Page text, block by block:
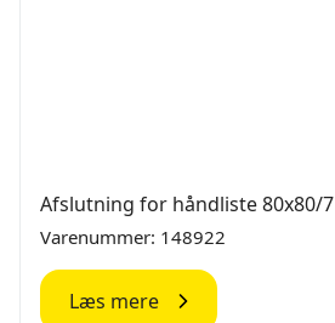
Afslutning for håndliste 80x80/7
Varenummer: 148922
Læs mere